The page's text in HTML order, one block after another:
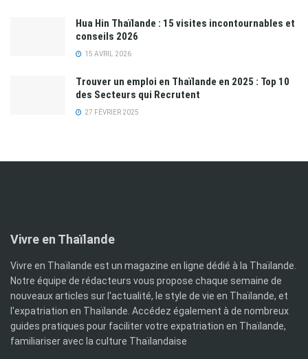
Hua Hin Thaïlande : 15 visites incontournables et
conseils 2026
15 AVRIL 2026
Trouver un emploi en Thaïlande en 2025 : Top 10
des Secteurs qui Recrutent
27 FÉVRIER 2025
Vivre en Thaïlande
Vivre en Thaïlande est un magazine en ligne dédié à la Thaïlande.
Notre équipe de rédacteurs vous propose chaque semaine de
nouveaux articles sur l'actualité, le style de vie en Thaïlande, et
l'expatriation en Thaïlande. Accédez également à de nombreux
guides pratiques pour faciliter votre expatriation en Thaïlande,
familiariser avec la culture Thaïlandaise